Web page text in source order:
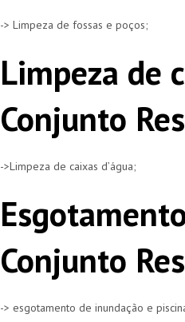
-> Limpeza de fossas e poços;
Limpeza de
Conjunto
->Limpeza de caixas d’água;
Conjunto
-> esgotamento de inundação e